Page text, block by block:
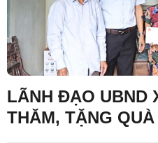
LÃNH ĐẠO UBND
THĂM, TẶNG